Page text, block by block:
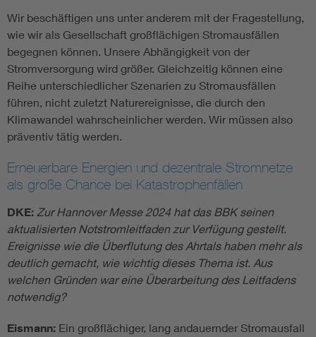
Wir beschäftigen uns unter anderem mit der Fragestellung,
wie wir als Gesellschaft großflächigen Stromausfällen
begegnen können. Unsere Abhängigkeit von der
Stromversorgung wird größer. Gleichzeitig können eine
Reihe unterschiedlicher Szenarien zu Stromausfällen
führen, nicht zuletzt Naturereignisse, die durch den
Klimawandel wahrscheinlicher werden. Wir müssen also
präventiv tätig werden.
Erneuerbare Energien und dezentrale Stromnetze
als große Chance bei Katastrophenfällen
DKE: Zur Hannover Messe 2024 hat das BBK seinen
aktualisierten Notstromleitfaden zur Verfügung gestellt.
Ereignisse wie die Überflutung des Ahrtals haben mehr als
deutlich gemacht, wie wichtig dieses Thema ist. Aus
welchen Gründen war eine Überarbeitung des Leitfadens
notwendig?
Eismann: Ein großflächiger, lang andauernder Stromausfall